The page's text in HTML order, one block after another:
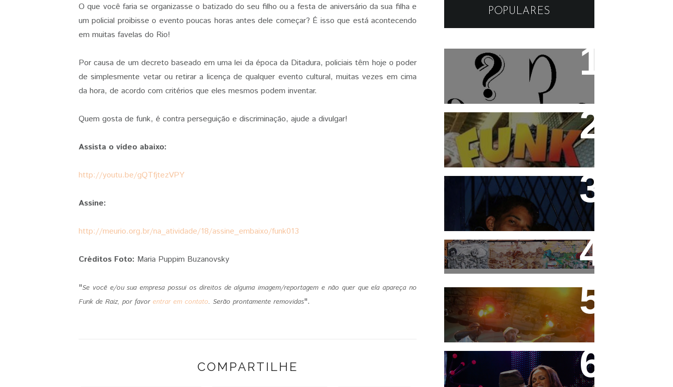
O que você faria se organizasse o batizado do seu filho ou a festa de aniversário da sua filha e
um policial proibisse o evento poucas horas antes dele começar? É isso que está acontecendo
em muitas favelas do Rio!
Por causa de um decreto baseado em uma lei da época da Ditadura, policiais têm hoje o poder
de simplesmente vetar ou retirar a licença de qualquer evento cultural, muitas vezes em cima
da hora, de acordo com critérios que eles mesmos podem inventar.
Quem gosta de funk, é contra perseguição e discriminação, ajude a divulgar!
Assista o vídeo abaixo:
http://youtu.be/gQTfjtezVPY
Assine:
http://meurio.org.br/na_atividade/18/assine_embaixo/funk013
Créditos Foto: Maria Puppim Buzanovsky
"Se você e/ou sua empresa possui os direitos de alguma imagem/reportagem e não quer que ela apareça no
Funk de Raiz, por favor entrar em contato. Serão prontamente removidas".
COMPARTILHE
POPULARES
Os apelidos das musicas
Funk Rio Documentário
Teco e Buzunga
Cidade Tiradentes abre
inscrição para o 3° Festival
Festa do MC Galo - 11/09/08
DVD "Tudo é Festa" MC
Marcinho